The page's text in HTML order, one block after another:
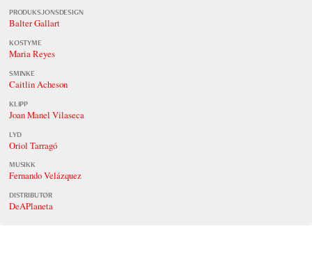
PRODUKSJONSDESIGN
Balter Gallart
KOSTYME
Maria Reyes
SMINKE
Caitlin Acheson
KLIPP
Joan Manel Vilaseca
LYD
Oriol Tarragó
MUSIKK
Fernando Velázquez
DISTRIBUTØR
DeAPlaneta